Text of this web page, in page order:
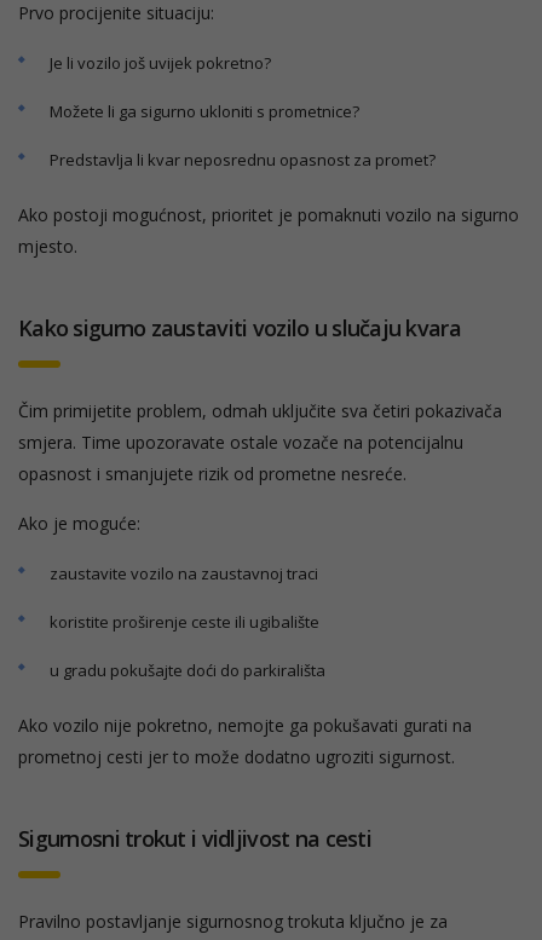
Prvo procijenite situaciju:
Je li vozilo još uvijek pokretno?
Možete li ga sigurno ukloniti s prometnice?
Predstavlja li kvar neposrednu opasnost za promet?
Ako postoji mogućnost, prioritet je pomaknuti vozilo na sigurno
mjesto.
Kako sigurno zaustaviti vozilo u slučaju kvara
Čim primijetite problem, odmah uključite sva četiri pokazivača
smjera. Time upozoravate ostale vozače na potencijalnu
opasnost i smanjujete rizik od prometne nesreće.
Ako je moguće:
zaustavite vozilo na zaustavnoj traci
koristite proširenje ceste ili ugibalište
u gradu pokušajte doći do parkirališta
Ako vozilo nije pokretno, nemojte ga pokušavati gurati na
prometnoj cesti jer to može dodatno ugroziti sigurnost.
Sigurnosni trokut i vidljivost na cesti
Pravilno postavljanje sigurnosnog trokuta ključno je za